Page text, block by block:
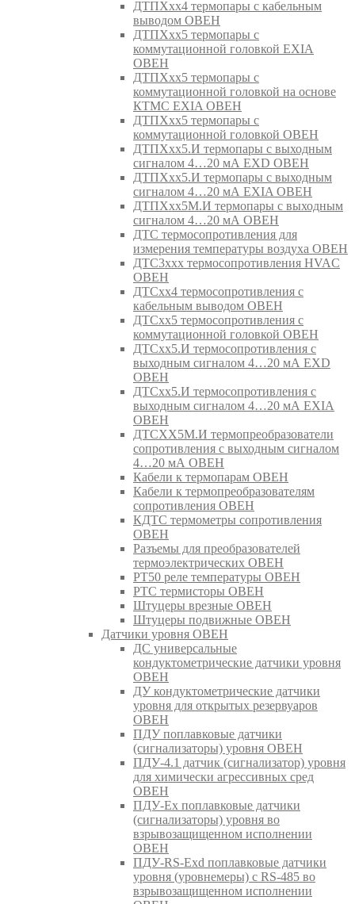
ДТПХхх4 термопары с кабельным
выводом ОВЕН
ДТПХхх5 термопары с
коммутационной головкой EXIA
ОВЕН
ДТПХхх5 термопары с
коммутационной головкой на основе
КТМС EXIA ОВЕН
ДТПХхх5 термопары с
коммутационной головкой ОВЕН
ДТПХхх5.И термопары с выходным
сигналом 4…20 мА EXD ОВЕН
ДТПХхх5.И термопары с выходным
сигналом 4…20 мА EXIA ОВЕН
ДТПХхх5М.И термопары с выходным
сигналом 4…20 мА ОВЕН
ДТС термосопротивления для
измерения температуры воздуха ОВЕН
ДТС3ххх термосопротивления HVAC
ОВЕН
ДТСхх4 термосопротивления с
кабельным выводом ОВЕН
ДТСхх5 термосопротивления с
коммутационной головкой ОВЕН
ДТСхх5.И термосопротивления с
выходным сигналом 4…20 мА EXD
ОВЕН
ДТСхх5.И термосопротивления с
выходным сигналом 4…20 мА EXIA
ОВЕН
ДТСХХ5М.И термопреобразователи
сопротивления с выходным сигналом
4…20 мА ОВЕН
Кабели к термопарам ОВЕН
Кабели к термопреобразователям
сопротивления ОВЕН
КДТС термометры сопротивления
ОВЕН
Разъемы для преобразователей
термоэлектрических ОВЕН
РТ50 реле температуры ОВЕН
РТС термисторы ОВЕН
Штуцеры врезные ОВЕН
Штуцеры подвижные ОВЕН
Датчики уровня ОВЕН
ДС универсальные
кондуктометрические датчики уровня
ОВЕН
ДУ кондуктометрические датчики
уровня для открытых резервуаров
ОВЕН
ПДУ поплавковые датчики
(сигнализаторы) уровня ОВЕН
ПДУ-4.1 датчик (сигнализатор) уровня
для химически агрессивных сред
ОВЕН
ПДУ-Ex поплавковые датчики
(сигнализаторы) уровня во
взрывозащищенном исполнении
ОВЕН
ПДУ-RS-Exd поплавковые датчики
уровня (уровнемеры) с RS-485 во
взрывозащищенном исполнении